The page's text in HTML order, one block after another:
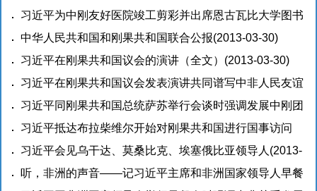
03-31)
(2013-03-31)
习近平为中刚友好医院竣工剪彩并出席恩古瓦比大学图书
馆启用和中国馆揭牌仪式赞扬不畏艰苦甘于奉献救死扶伤
大爱无疆的中国医疗队精神 勉励青年人作中刚中非友好
事业接班人 (2013-03-31)
中华人民共和国和刚果共和国联合公报(2013-03-30)
习近平在刚果共和国议会的演讲（全文） (2013-03-30)
习近平在刚果共和国议会发表演讲共同谱写中非人民友谊
新篇章(2013-03-30)
习近平同刚果共和国总统萨苏举行会谈时强调发展中刚团
结互助的全面合作伙伴关系(2013-03-30)
习近平抵达布拉柴维尔开始对刚果共和国进行国事访问
(2013-03-30)
习近平会见乌干达、莫桑比克、埃塞俄比亚领导人(2013-
03-29)
听，非洲的声音——记习近平主席和非洲国家领导人早餐